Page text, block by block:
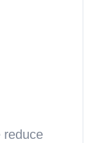
reduce